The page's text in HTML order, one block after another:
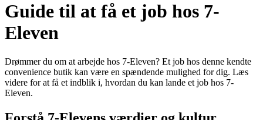
Guide til at få et job hos 7-
Eleven
Drømmer du om at arbejde hos 7-Eleven? Et job hos denne kendte
convenience butik kan være en spændende mulighed for dig. Læs
videre for at få et indblik i, hvordan du kan lande et job hos 7-
Eleven.